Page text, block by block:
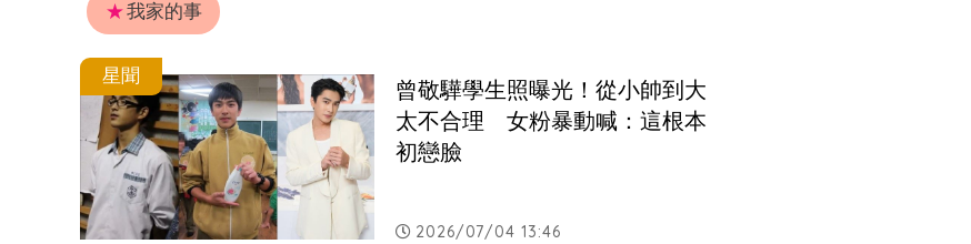
★我家的事
星聞
曾敬驊學生照曝光！從小帥到大
太不合理　女粉暴動喊：這根本
初戀臉
2026/07/04 13:46